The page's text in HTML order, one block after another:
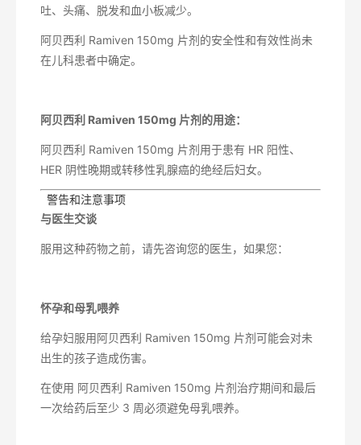
吐、头痛、脱发和血小板减少。
阿贝西利 Ramiven 150mg 片剂的安全性和有效性尚未
在儿科患者中确定。
阿贝西利 Ramiven 150mg 片剂的用途：
阿贝西利 Ramiven 150mg 片剂用于患有 HR 阳性、
HER 阴性晚期或转移性乳腺癌的绝经后妇女。
警告和注意事项
与医生交谈
服用这种药物之前，请先咨询您的医生，如果您：
怀孕和母乳喂养
给孕妇服用阿贝西利 Ramiven 150mg 片剂可能会对未
出生的孩子造成伤害。
在使用 阿贝西利 Ramiven 150mg 片剂治疗期间和最后
一次给药后至少 3 周必须避免母乳喂养。